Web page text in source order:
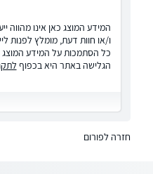
המידע המוצג כאן אינו מהווה
ו/או חוות דעת, מומלץ לפנות
כל הסתמכות על המידע המוצג
הגלישה באתר היא בכפוף
חזרה לפורום